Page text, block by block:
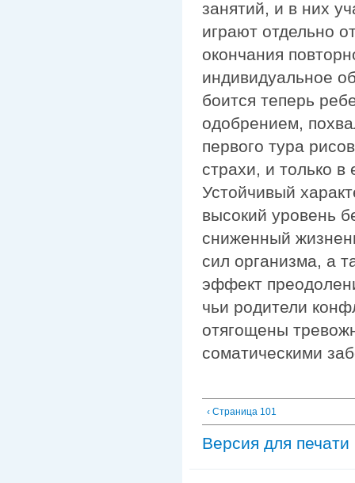
занятий, и в них
играют отдельно
окончания
индивидуальное
боится теперь
одобрением,
первого тура
страхи, и только
Устойчивый
высокий уровень
сниженный
сил организма, а
эффект
чьи родители
отягощены
соматическими
‹ Страница 101
Версия для печати